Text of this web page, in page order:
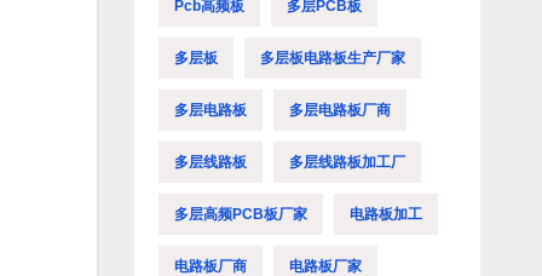
Pcb高频板 多层PCB板
多层板 多层板电路板生产厂家
多层电路板 多层电路板厂商
多层线路板 多层线路板加工厂
多层高频PCB板厂家 电路板加工
电路板厂商 电路板厂家